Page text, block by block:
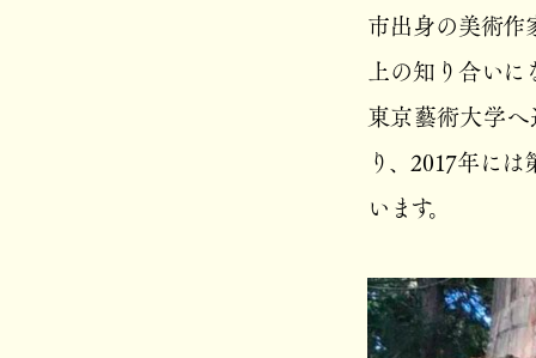
市出身の美術作
上の知り合いに
東京藝術大学
り、2017年に
います。